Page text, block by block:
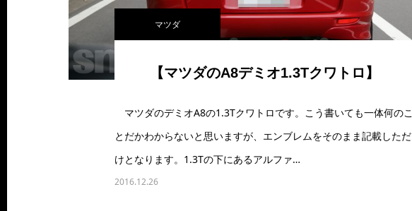
マツダ
【マツダのA8デミオ1.3Tクワトロ】
マツダのデミオA8の1.3Tクワトロです。こう書いても一体何のこ
とだかわからないと思いますが、エンブレムをそのまま記載しただ
けとなります。1.3Tの下にあるアルファ…
2016.12.26